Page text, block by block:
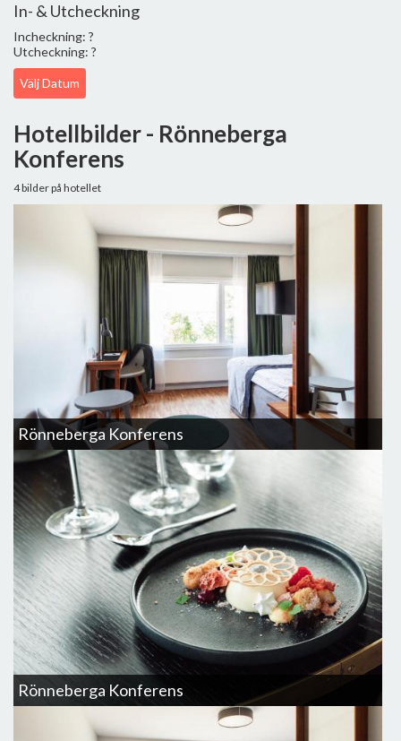
In- & Utcheckning
Incheckning: ?
Utcheckning: ?
Välj Datum
Hotellbilder - Rönneberga
Konferens
4 bilder på hotellet
Rönneberga Konferens
Rönneberga Konferens